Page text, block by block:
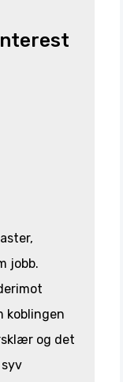
jobb.
koblingen
og det